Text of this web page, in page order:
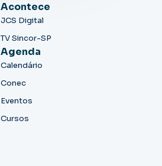
Acontece
JCS Digital
TV Sincor-SP
Agenda
Calendário
Conec
Eventos
Cursos